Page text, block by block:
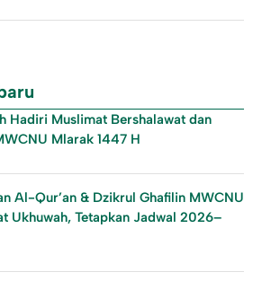
Hadiri Muslimat Bershalawat dan
Mlarak 1447 H
Al-Qur’an & Dzikrul Ghafilin MWCNU
Ukhuwah, Tetapkan Jadwal 2026–